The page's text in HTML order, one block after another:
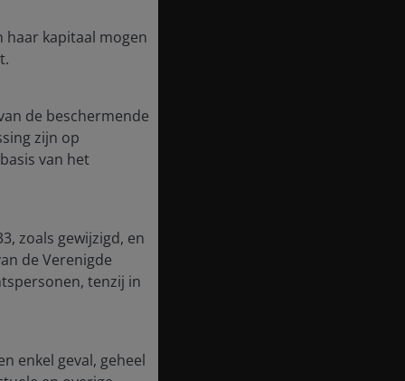
haar kapitaal mogen
de beschermende
zijn op
van het
zoals gewijzigd, en
de Verenigde
tenzij in
enkel geval, geheel